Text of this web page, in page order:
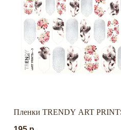
Пленки TRENDY ART